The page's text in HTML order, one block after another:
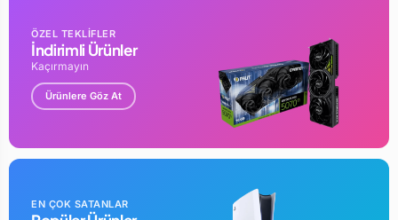
ÖZEL TEKLİFLER
İndirimli Ürünler
Kaçırmayın
Ürünlere Göz At
EN ÇOK SATANLAR